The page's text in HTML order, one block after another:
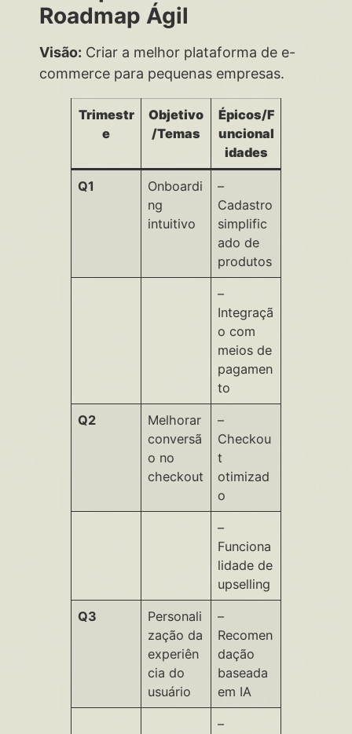
Roadmap Ágil
Visão: Criar a melhor plataforma de e-
commerce para pequenas empresas.
Trimestr
e
Objetivo
/Temas
Épicos/F
uncional
idades
Q1
Onboardi
ng
intuitivo
–
Cadastro
simplific
ado de
produtos
–
Integraçã
o com
meios de
pagamen
to
Q2
Melhorar
conversã
o no
checkout
–
Checkou
t
otimizad
o
–
Funciona
lidade de
upselling
Q3
Personali
zação da
experiên
cia do
usuário
–
Recomen
dação
baseada
em IA
–